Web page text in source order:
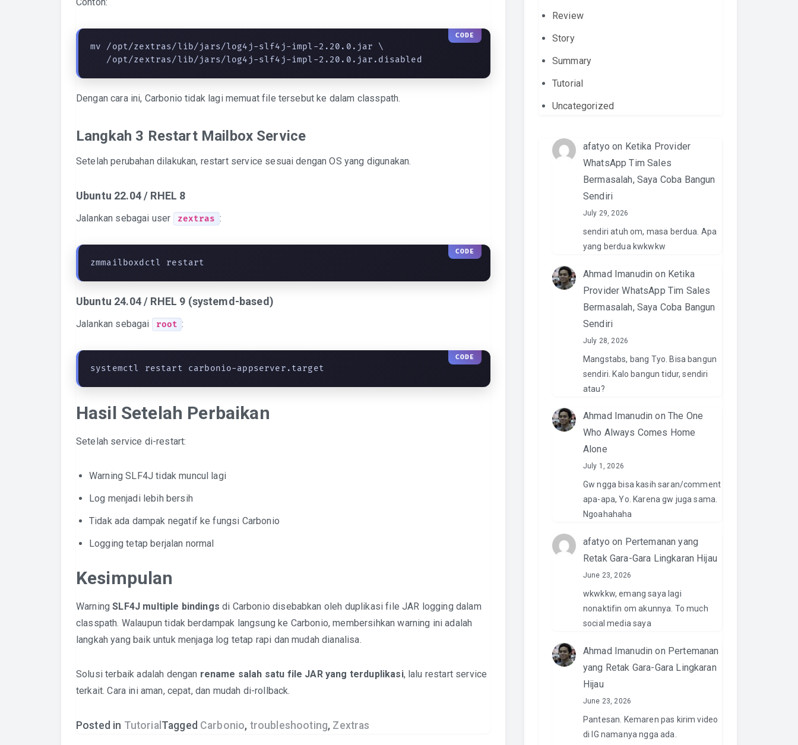
mv /opt/zextras/lib/jars/log4j-slf4j-impl-2.20.0.jar \
   /opt/zextras/lib/jars/log4j-slf4j-impl-2.20.0.jar.disabled
Dengan cara ini, Carbonio tidak lagi memuat file tersebut ke dalam classpath.
Langkah 3 Restart Mailbox Service
Setelah perubahan dilakukan, restart service sesuai dengan OS yang digunakan.
Ubuntu 22.04 / RHEL 8
Jalankan sebagai user zextras :
zmmailboxdctl restart
Ubuntu 24.04 / RHEL 9 (systemd-based)
Jalankan sebagai root :
systemctl restart carbonio-appserver.target
Hasil Setelah Perbaikan
Setelah service di-restart:
Warning SLF4J tidak muncul lagi
Log menjadi lebih bersih
Tidak ada dampak negatif ke fungsi Carbonio
Logging tetap berjalan normal
Kesimpulan
WarningSLF4J multiple bindings di Carbonio disebabkan oleh duplikasi file JAR logging dalam
classpath. Walaupun tidak berdampak langsung ke Carbonio, membersihkan warning ini adalah
langkah yang baik untuk menjaga log tetap rapi dan mudah dianalisa.
Solusi terbaik adalah dengan rename salah satu file JAR yang terduplikasi, lalu restart service
terkait. Cara ini aman, cepat, dan mudah di-rollback.
Posted in Tutorial Tagged Carbonio, troubleshooting, Zextras
Review
Story
Summary
Tutorial
Uncategorized
afatyo on Ketika Provider
WhatsApp Tim Sales
Bermasalah, Saya Coba Bangun
Sendiri
July 29, 2026
sendiri atuh om, masa berdua. Apa
yang berdua kwkwkw
Ahmad Imanudin on Ketika
Provider WhatsApp Tim Sales
Bermasalah, Saya Coba Bangun
Sendiri
July 28, 2026
Mangstabs, bang Tyo. Bisa bangun
sendiri. Kalo bangun tidur, sendiri
atau?
Ahmad Imanudin on The One
Who Always Comes Home
Alone
July 1, 2026
Gw ngga bisa kasih saran/comment
apa-apa, Yo. Karena gw juga sama.
Ngoahahaha
afatyo on Pertemanan yang
Retak Gara-Gara Lingkaran Hijau
June 23, 2026
wkwkkw, emang saya lagi
nonaktifin om akunnya. To much
social media saya
Ahmad Imanudin on Pertemanan
yang Retak Gara-Gara Lingkaran
Hijau
June 23, 2026
Pantesan. Kemaren pas kirim video
di IG namanya ngga ada.